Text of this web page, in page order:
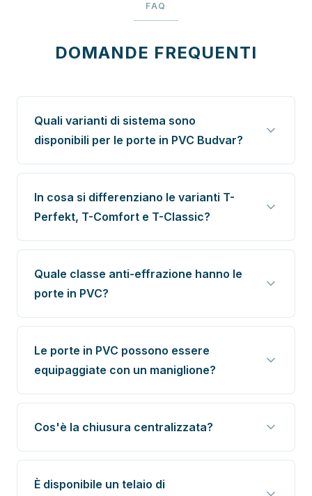
FAQ
DOMANDE FREQUENTI
Quali varianti di sistema sono
disponibili per le porte in PVC Budvar?
In cosa si differenziano le varianti T-
Perfekt, T-Comfort e T-Classic?
Quale classe anti-effrazione hanno le
porte in PVC?
Le porte in PVC possono essere
equipaggiate con un maniglione?
Cos'è la chiusura centralizzata?
È disponibile un telaio di